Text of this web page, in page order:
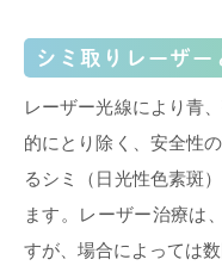
シミ取りレーザー
レーザー光線により青
的にとり除く、安全性
るシミ（日光性色素斑
ます。レーザー治療は
すが、場合によっては